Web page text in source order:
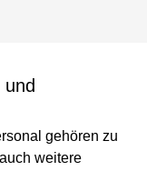
gehören zu
weitere